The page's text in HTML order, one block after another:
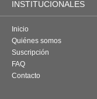
INSTITUCIONALES
Inicio
Quiénes somos
Suscripción
FAQ
Contacto